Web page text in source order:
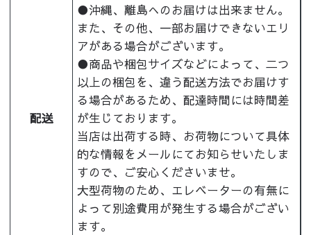
配送
●沖縄、離島へのお届けは出来ません。
また、その他、一部お届けできないエリ
アがある場合がございます。
●商品や梱包サイズなどによって、二つ
以上の梱包を、違う配送方法でお届けす
る場合があるため、配達時間には時間差
が生じております。
当店は出荷する時、お荷物について具体
的な情報をメールにてお知らせいたしま
すので、ご安心くださいませ。
大型荷物のため、エレベーターの有無に
よって別途費用が発生する場合がござい
ます。